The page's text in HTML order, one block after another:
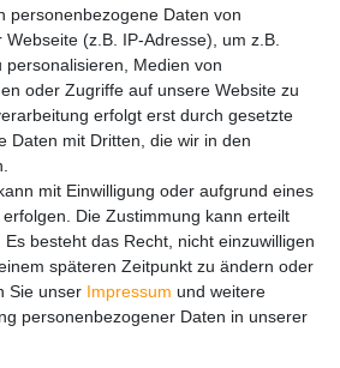
personenbezogene Daten von
(z.B. IP-Adresse), um z.B.
personalisieren, Medien von
oder Zugriffe auf unsere Website zu
erfolgt erst durch gesetzte
Daten mit Dritten, die wir in den
mit Einwilligung oder aufgrund eines
Die Zustimmung kann erteilt
besteht das Recht, nicht einzuwilligen
späteren Zeitpunkt zu ändern oder
Sie unser Impressum und weitere
personenbezogener Daten in unserer
Vertrag widerrufen Kontakt
dem Vertrieb von Batterien oder mit
die Batterien enthalten, sind wir
hinzuweisen:
gebrauchter Batterien als Endnutzer
Sie können Altbatterien, die wir als
führen oder geführt haben,
Versandlager (Versandadresse)
den Batterien abgebildeten Symbole
Mülltonne bedeutet, dass